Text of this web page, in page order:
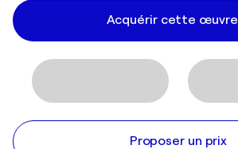
Acquérir cette œuvre
Proposer un prix